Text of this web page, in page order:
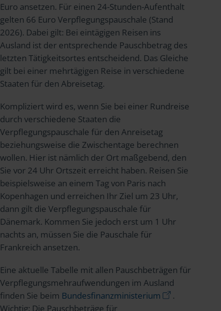
Euro ansetzen. Für einen 24-Stunden-Aufenthalt
gelten 66 Euro Verpflegungspauschale (Stand
2026). Dabei gilt: Bei eintägigen Reisen ins
Ausland ist der entsprechende Pauschbetrag des
letzten Tätigkeitsortes entscheidend. Das Gleiche
gilt bei einer mehrtägigen Reise in verschiedene
Staaten für den Abreisetag.
Kompliziert wird es, wenn Sie bei einer Rundreise
durch verschiedene Staaten die
Verpflegungspauschale für den Anreisetag
beziehungsweise die Zwischentage berechnen
wollen. Hier ist nämlich der Ort maßgebend, den
Sie vor 24 Uhr Ortszeit erreicht haben. Reisen Sie
beispielsweise an einem Tag von Paris nach
Kopenhagen und erreichen Ihr Ziel um 23 Uhr,
dann gilt die Verpflegungspauschale für
Dänemark. Kommen Sie jedoch erst um 1 Uhr
nachts an, müssen Sie die Pauschale für
Frankreich ansetzen.
Eine aktuelle Tabelle mit allen Pauschbeträgen für
Verpflegungsmehraufwendungen im Ausland
finden Sie beim Bundesfinanzministerium
.
Wichtig: Die Pauschbeträge für